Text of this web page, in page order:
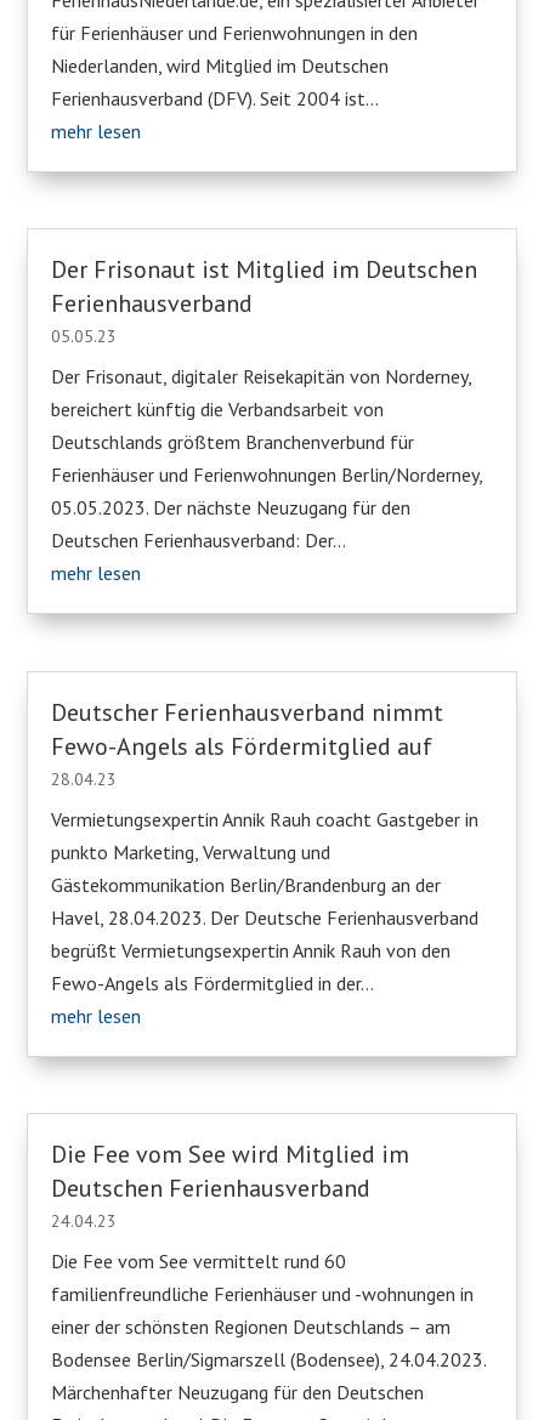
für Ferienhäuser und Ferienwohnungen in den
Niederlanden, wird Mitglied im Deutschen
Ferienhausverband (DFV). Seit 2004 ist...
mehr lesen
Der Frisonaut ist Mitglied im Deutschen
Ferienhausverband
05.05.23
Der Frisonaut, digitaler Reisekapitän von Norderney,
bereichert künftig die Verbandsarbeit von
Deutschlands größtem Branchenverbund für
Ferienhäuser und Ferienwohnungen Berlin/Norderney,
05.05.2023. Der nächste Neuzugang für den
Deutschen Ferienhausverband: Der...
mehr lesen
Deutscher Ferienhausverband nimmt
Fewo-Angels als Fördermitglied auf
28.04.23
Vermietungsexpertin Annik Rauh coacht Gastgeber in
punkto Marketing, Verwaltung und
Gästekommunikation Berlin/Brandenburg an der
Havel, 28.04.2023. Der Deutsche Ferienhausverband
begrüßt Vermietungsexpertin Annik Rauh von den
Fewo-Angels als Fördermitglied in der...
mehr lesen
Die Fee vom See wird Mitglied im
Deutschen Ferienhausverband
24.04.23
Die Fee vom See vermittelt rund 60
familienfreundliche Ferienhäuser und -wohnungen in
einer der schönsten Regionen Deutschlands – am
Bodensee Berlin/Sigmarszell (Bodensee), 24.04.2023.
Märchenhafter Neuzugang für den Deutschen